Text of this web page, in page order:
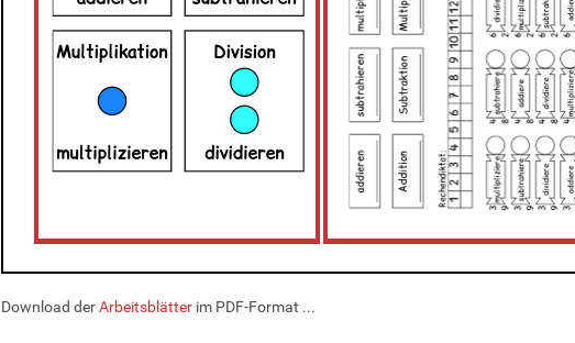
Download derArbeitsblätterim PDF-Format ...